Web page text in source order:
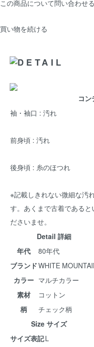
この商品について問い合わせる
買い物を続ける
コ
袖・袖口 : 汚れ
前身頃 : 汚れ
後身頃 : 糸のほつれ
※記載しきれない微細な汚
す。あくまで古着である
ださいませ。
Detail 詳細
年代
80年代
ブランドWHITE
カラー マルチカラー
素材
コットン
柄
チェック柄
Size サイズ
サイズ表記L